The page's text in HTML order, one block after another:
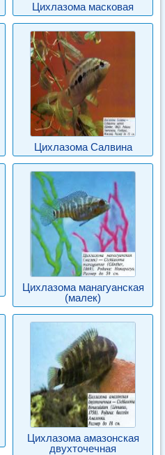
Цихлазома масковая
Цихлазома Салвина
Цихлазома манагуанская
(малек)
Цихлазома амазонская
двухточечная